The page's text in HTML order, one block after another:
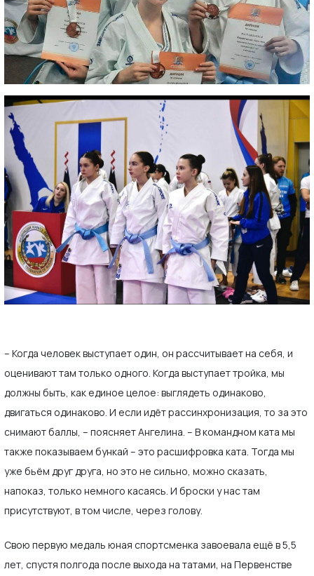
– Когда человек выступает один, он рассчитывает на себя, и
оценивают там только одного. Когда выступает тройка, мы
должны быть, как единое целое: выглядеть одинаково,
двигаться одинаково. И если идёт рассинхронизация, то за это
снимают баллы, – поясняет Ангелина. – В командном ката мы
также показываем бункай – это расшифровка ката. Тогда мы
уже бьём друг друга, но это не сильно, можно сказать,
напоказ, только немного касаясь. И броски у нас там
присутствуют, в том числе, через голову.
Свою первую медаль юная спортсменка завоевала ещё в 5,5
лет, спустя полгода после выхода на татами, на Первенстве